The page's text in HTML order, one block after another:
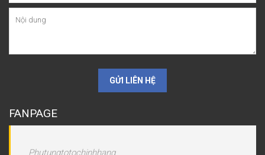
GỬI LIÊN HỆ
FANPAGE
Phutungtotochinhhang